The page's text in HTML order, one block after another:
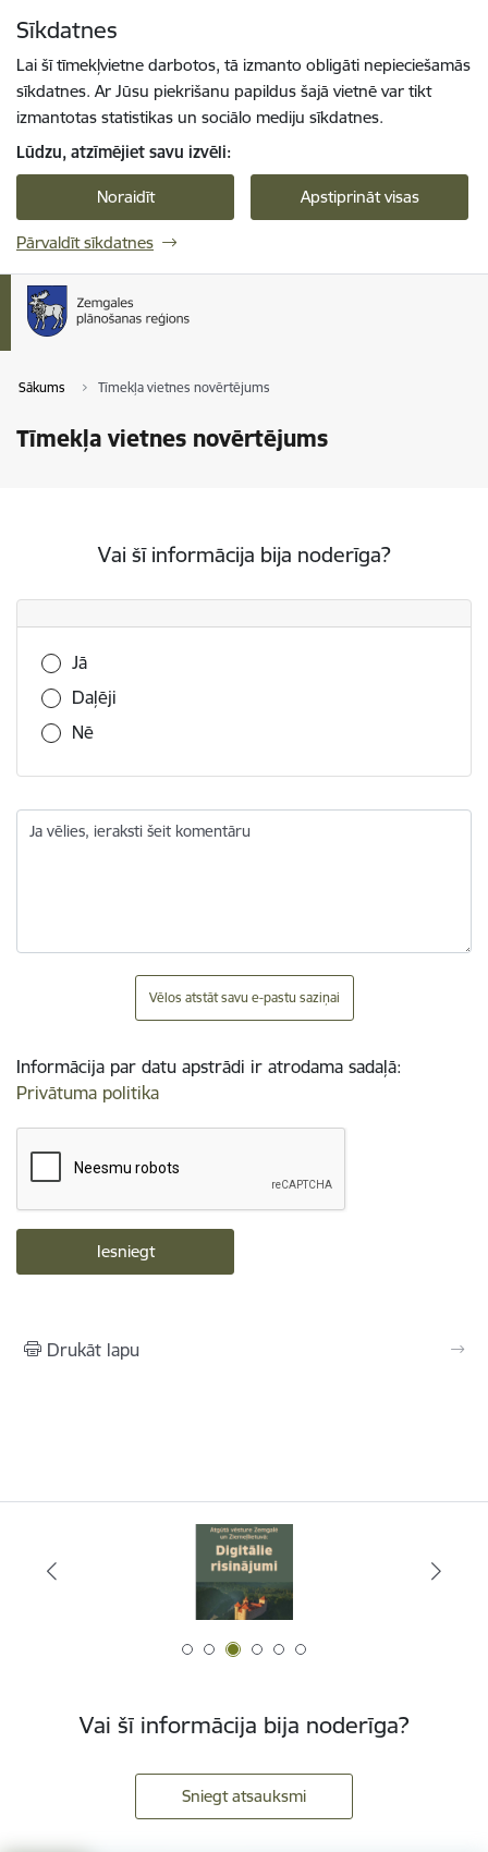
Sīkdatnes
Lai šī tīmekļvietne darbotos, tā izmanto obligāti nepieciešamās
sīkdatnes. Ar Jūsu piekrišanu papildus šajā vietnē var tikt
izmantotas statistikas un sociālo mediju sīkdatnes.
Lūdzu, atzīmējiet savu izvēli:
Noraidīt Apstiprināt visas
Pārvaldīt sīkdatnes
Sākums Tīmekļa vietnes novērtējums
Tīmekļa vietnes novērtējums
Vai šī informācija bija noderīga?
Vai šī informācija bija noderīga?
Jā
Daļēji
Nē
Ja vēlies, ieraksti šeit komentāru
Vēlos atstāt savu e-pastu saziņai
Informācija par datu apstrādi ir atrodama sadaļā:
Privātuma politika
Drukāt lapu
Vai šī informācija bija noderīga?
Sniegt atsauksmi